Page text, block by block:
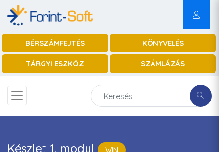
BÉRSZÁMFEJTÉS KÖNYVELÉS
TÁRGYI ESZKÖZ SZÁMLÁZÁS
Készlet 1. modul WIN